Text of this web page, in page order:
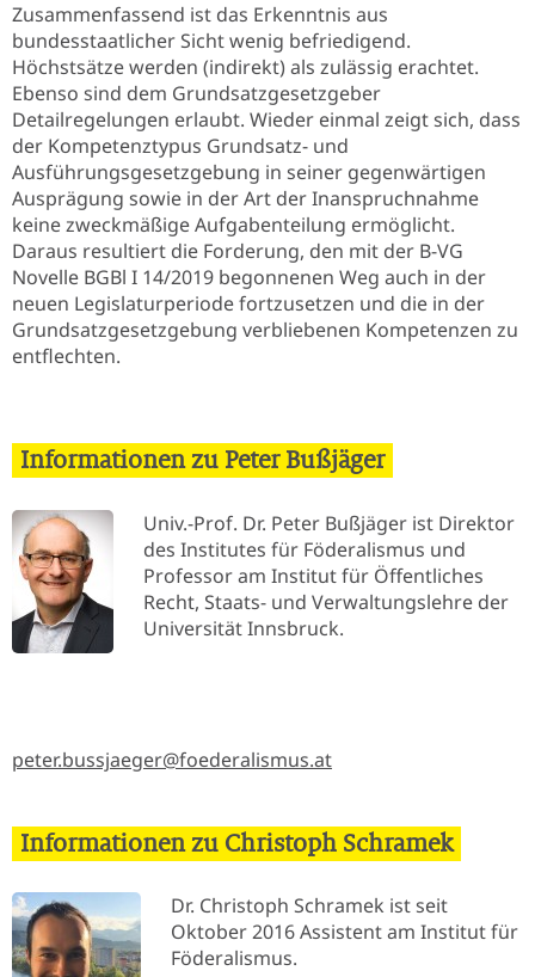
Zusammenfassend ist das Erkenntnis aus
bundesstaatlicher Sicht wenig befriedigend.
Höchstsätze werden (indirekt) als zulässig erachtet.
Ebenso sind dem Grundsatzgesetzgeber
Detailregelungen erlaubt. Wieder einmal zeigt sich, dass
der Kompetenztypus Grundsatz- und
Ausführungsgesetzgebung in seiner gegenwärtigen
Ausprägung sowie in der Art der Inanspruchnahme
keine zweckmäßige Aufgabenteilung ermöglicht.
Daraus resultiert die Forderung, den mit der B-VG
Novelle BGBl I 14/2019 begonnenen Weg auch in der
neuen Legislaturperiode fortzusetzen und die in der
Grundsatzgesetzgebung verbliebenen Kompetenzen zu
entflechten.
Informationen zu Peter Bußjäger
Univ.-Prof. Dr. Peter Bußjäger ist Direktor
des Institutes für Föderalismus und
Professor am Institut für Öffentliches
Recht, Staats- und Verwaltungslehre der
Universität Innsbruck.
peter.bussjaeger@foederalismus.at
Informationen zu Christoph Schramek
Dr. Christoph Schramek ist seit
Oktober 2016 Assistent am Institut für
Föderalismus.